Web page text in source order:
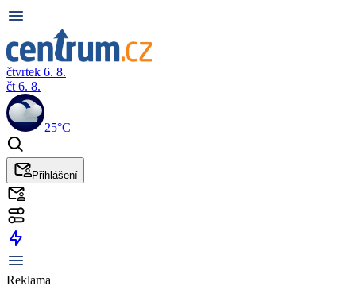
čtvrtek 6. 8.
čt 6. 8.
25°C
Přihlášení
Reklama